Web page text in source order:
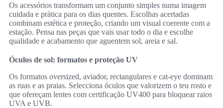
Os acessórios transformam um conjunto simples numa imagem
cuidada e prática para os dias quentes. Escolhas acertadas
combinam estética e proteção, criando um visual coerente com a
estação. Pensa nas peças que vais usar todo o dia e escolhe
qualidade e acabamento que aguentem sol, areia e sal.
Óculos de sol: formatos e proteção UV
Os formatos oversized, aviador, rectangulares e cat-eye dominam
as ruas e as praias. Selecciona óculos que valorizem o teu rosto e
que ofereçam lentes com certificação UV400 para bloquear raios
UVA e UVB.